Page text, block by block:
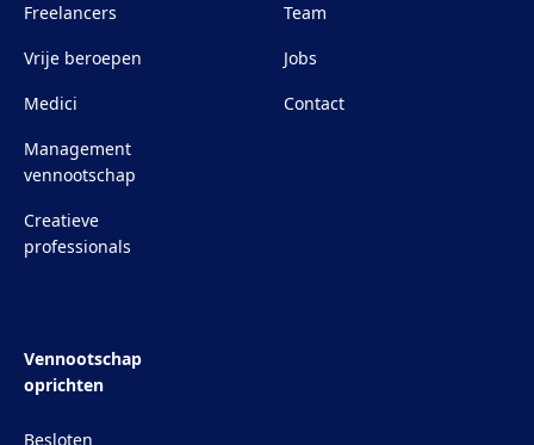
Freelancers
Vrije beroepen
Medici
Management
vennootschap
Creatieve
professionals
Team
Jobs
Contact
Vennootschap
oprichten
Besloten